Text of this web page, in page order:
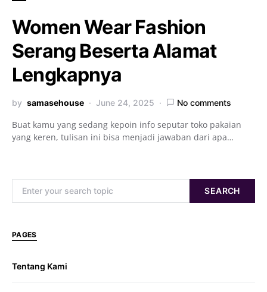
Women Wear Fashion
Serang Beserta Alamat
Lengkapnya
by samasehouse June 24, 2025 No comments
Buat kamu yang sedang kepoin info seputar toko pakaian
yang keren, tulisan ini bisa menjadi jawaban dari apa…
SEARCH
PAGES
Tentang Kami